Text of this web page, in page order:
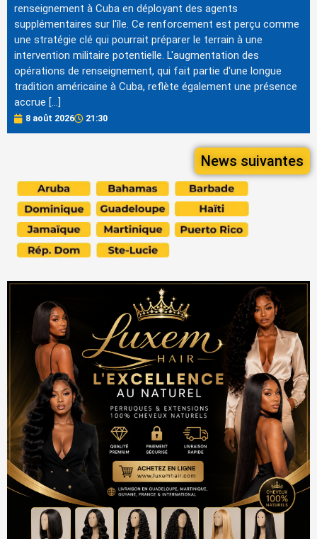
renseignement à Cuba en déployant des agents
supplémentaires sur l'île. Ce renforcement est perçu comme
une stratégie clé qui pourrait préparer le terrain à une
intervention militaire potentielle. L'augmentation des
opérations de renseignement, qui fait partie d'une longue
tradition américaine à Cuba, reflète également une présence
accrue […]
8 août 2026 21:30
News suivantes